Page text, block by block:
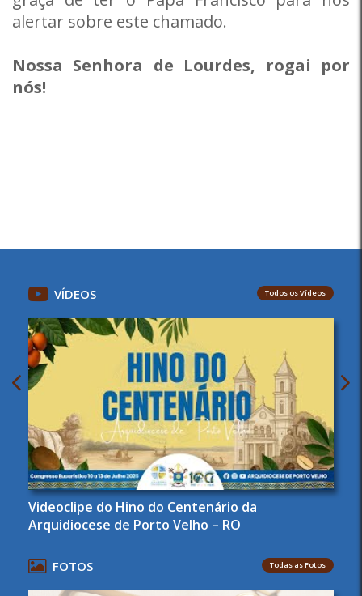
alertar sobre este chamado.
Nossa Senhora de Lourdes, rogai por
nós!
VÍDEOS Todos os Vídeos
Videoclipe do Hino do Centenário da
Arquidiocese de Porto Velho – RO
FOTOS Todas as Fotos